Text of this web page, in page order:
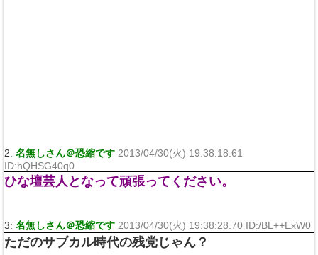
2: 名無しさん＠恐縮です 2013/04/30(火) 19:38:18.61
ID:hQHSG40q0
ひな壇芸人となって頑張ってください。
3: 名無しさん＠恐縮です 2013/04/30(火) 19:38:28.70 ID:/BL++ExW0
ただのサブカル時代の残党じゃん？